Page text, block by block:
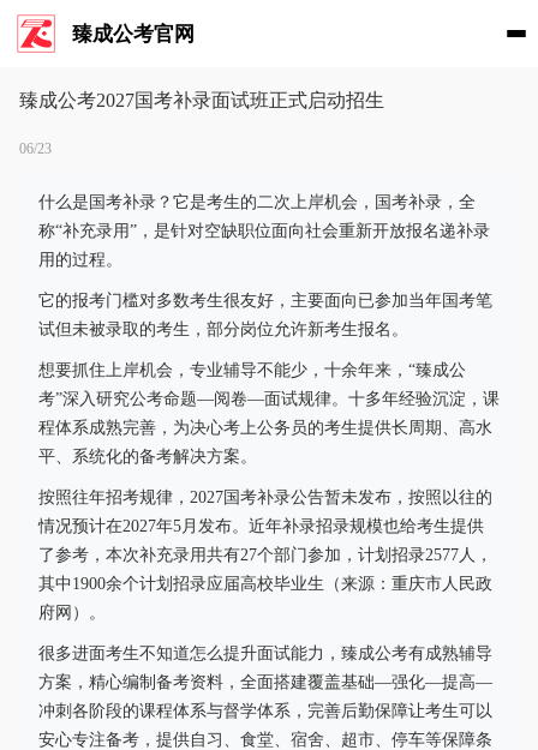
臻成公考官网
臻成公考2027国考补录面试班正式启动招生
06/23
什么是国考补录？它是考生的二次上岸机会，国考补录，全
称“补充录用”，是针对空缺职位面向社会重新开放报名递补录
用的过程。
它的报考门槛对多数考生很友好，主要面向已参加当年国考笔
试但未被录取的考生，部分岗位允许新考生报名。
想要抓住上岸机会，专业辅导不能少，十余年来，“臻成公
考”深入研究公考命题—阅卷—面试规律。十多年经验沉淀，课
程体系成熟完善，为决心考上公务员的考生提供长周期、高水
平、系统化的备考解决方案。
按照往年招考规律，2027国考补录公告暂未发布，按照以往的
情况预计在2027年5月发布。近年补录招录规模也给考生提供
了参考，本次补充录用共有27个部门参加，计划招录2577人，
其中1900余个计划招录应届高校毕业生（来源：重庆市人民政
府网）。
很多进面考生不知道怎么提升面试能力，臻成公考有成熟辅导
方案，精心编制备考资料，全面搭建覆盖基础—强化—提高—
冲刺各阶段的课程体系与督学体系，完善后勤保障让考生可以
安心专注备考，提供自习、食堂、宿舍、超市、停车等保障条